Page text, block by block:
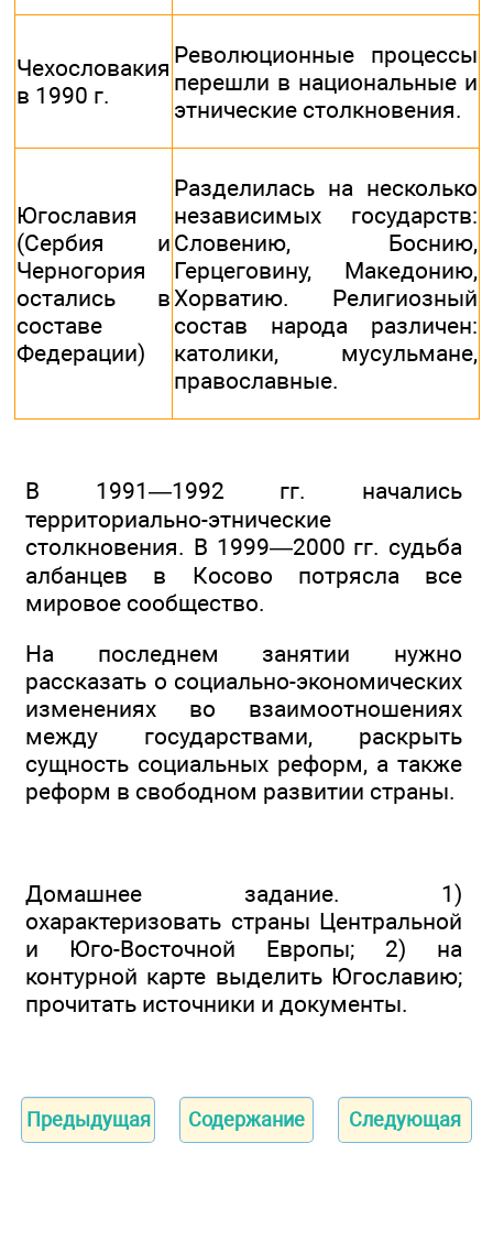
Чехословакия
в 1990 г.
Революционные процессы
перешли в национальные и
этнические столкновения.
Югославия
(Сербия и
Черногория
остались в
составе
Федерации)
Разделилась на несколько
независимых государств:
Словению, Боснию,
Герцеговину, Македонию,
Хорватию. Религиозный
состав народа различен:
католики, мусульмане,
православные.
В 1991—1992 гг. начались
территориально-этнические
столкновения. В 1999—2000 гг. судьба
албанцев в Косово потрясла все
мировое сообщество.
На последнем занятии нужно
рассказать о социально-экономических
изменениях во взаимоотношениях
между государствами, раскрыть
сущность социальных реформ, а также
реформ в свободном развитии страны.
Домашнее задание. 1)
охарактеризовать страны Центральной
и Юго-Восточной Европы; 2) на
контурной карте выделить Югославию;
прочитать источники и документы.
Предыдущая Содержание Следующая